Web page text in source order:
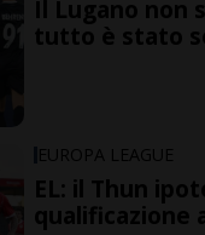
Il Lugano non
tutto è stato
EUROPA LEAGUE
EL: il Thun
qualificazione